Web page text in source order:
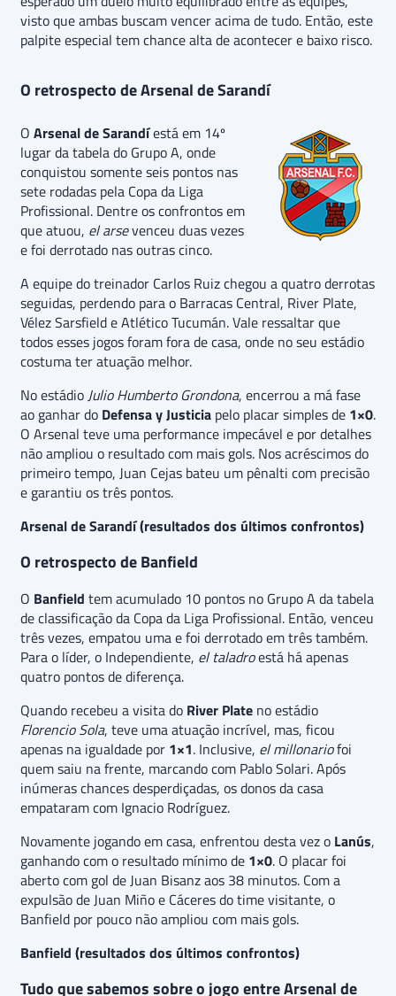
visto que ambas buscam vencer acima de tudo. Então, este
palpite especial tem chance alta de acontecer e baixo risco.
O retrospecto de Arsenal de Sarandí
O Arsenal de Sarandíestá em 14º
lugar da tabela do Grupo A, onde
conquistou somente seis pontos nas
sete rodadas pela Copa da Liga
Profissional. Dentre os confrontos em
que atuou, el arsevenceu duas vezes
e foi derrotado nas outras cinco.
A equipe do treinador Carlos Ruiz chegou a quatro derrotas
seguidas, perdendo para o Barracas Central, River Plate,
Vélez Sarsfield e Atlético Tucumán. Vale ressaltar que
todos esses jogos foram fora de casa, onde no seu estádio
costuma ter atuação melhor.
No estádioJulio Humberto Grondona, encerrou a má fase
ao ganhar do Defensa y Justicia pelo placar simples de 1×0.
O Arsenal teve uma performance impecável e por detalhes
não ampliou o resultado com mais gols. Nos acréscimos do
primeiro tempo, Juan Cejas bateu um pênalti com precisão
e garantiu os três pontos.
Arsenal de Sarandí (resultados dos últimos confrontos)
O retrospecto de Banfield
O Banfield tem acumulado 10 pontos no Grupo A da tabela
de classificação da Copa da Liga Profissional. Então, venceu
três vezes, empatou uma e foi derrotado em três também.
Para o líder, o Independiente, el taladroestá há apenas
quatro pontos de diferença.
Quando recebeu a visita do River Plate no estádio
Florencio Sola, teve uma atuação incrível, mas, ficou
apenas na igualdade por 1×1. Inclusive, el millonariofoi
quem saiu na frente, marcando com Pablo Solari. Após
inúmeras chances desperdiçadas, os donos da casa
empataram com Ignacio Rodríguez.
Novamente jogando em casa, enfrentou desta vez o Lanús,
ganhando com o resultado mínimo de 1×0. O placar foi
aberto com gol de Juan Bisanz aos 38 minutos. Com a
expulsão de Juan Miño e Cáceres do time visitante, o
Banfield por pouco não ampliou com mais gols.
Banfield (resultados dos últimos confrontos)
Tudo que sabemos sobre o jogo entre Arsenal de